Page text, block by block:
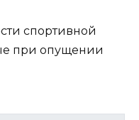
спортивной
при опущении